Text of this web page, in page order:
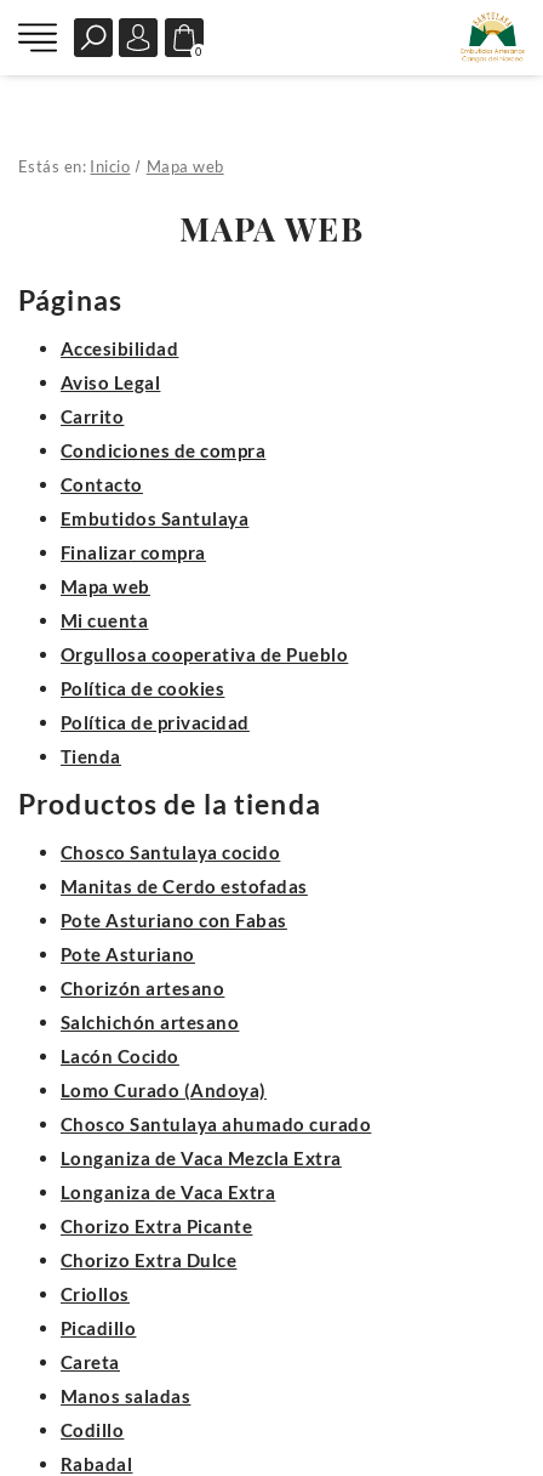
0
Estás en: Inicio Mapa web
MAPA WEB
Páginas
Accesibilidad
Aviso Legal
Carrito
Condiciones de compra
Contacto
Embutidos Santulaya
Finalizar compra
Mapa web
Mi cuenta
Orgullosa cooperativa de Pueblo
Política de cookies
Política de privacidad
Tienda
Productos de la tienda
Chosco Santulaya cocido
Manitas de Cerdo estofadas
Pote Asturiano con Fabas
Pote Asturiano
Chorizón artesano
Salchichón artesano
Lacón Cocido
Lomo Curado (Andoya)
Chosco Santulaya ahumado curado
Longaniza de Vaca Mezcla Extra
Longaniza de Vaca Extra
Chorizo Extra Picante
Chorizo Extra Dulce
Criollos
Picadillo
Careta
Manos saladas
Codillo
Rabadal